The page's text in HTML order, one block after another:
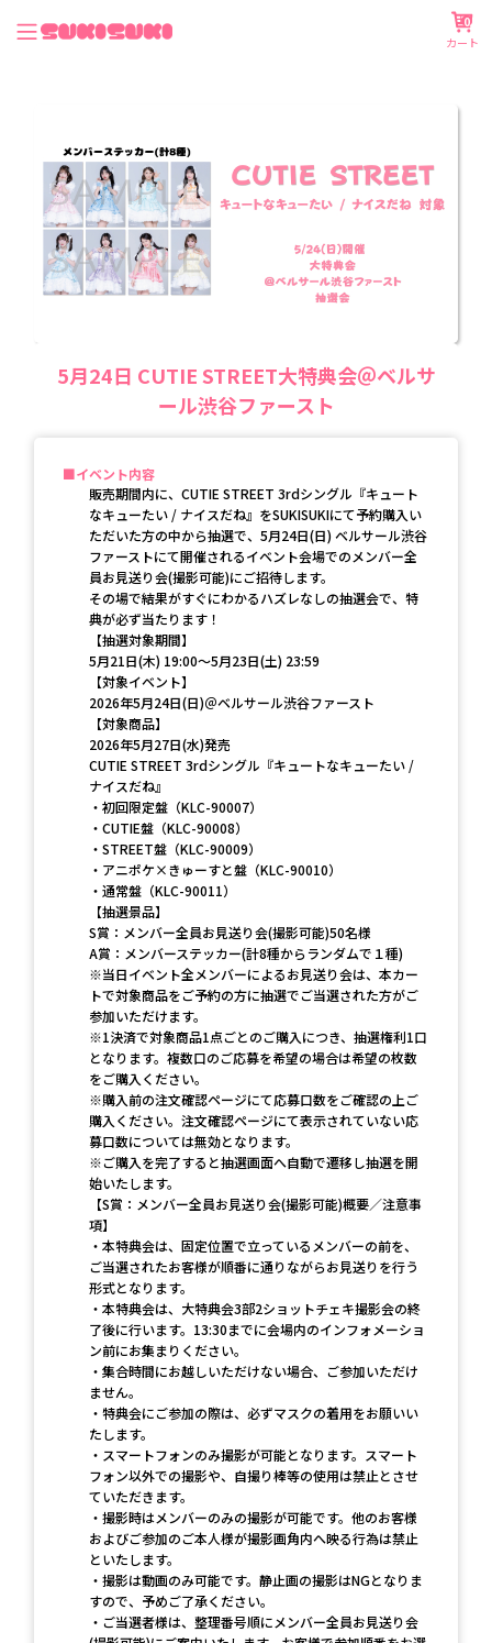
カート
0
5月24日 CUTIE STREET大特典会＠ベルサ
ール渋谷ファースト
イベント内容
販売期間内に、CUTIE STREET 3rdシングル『キュート
なキューたい / ナイスだね』をSUKISUKIにて予約購入い
ただいた方の中から抽選で、5月24日(日) ベルサール渋谷
ファーストにて開催されるイベント会場でのメンバー全
員お見送り会(撮影可能)にご招待します。
その場で結果がすぐにわかるハズレなしの抽選会で、特
典が必ず当たります！
【抽選対象期間】
5月21日(木) 19:00～5月23日(土) 23:59
【対象イベント】
2026年5月24日(日)＠ベルサール渋谷ファースト
【対象商品】
2026年5月27日(水)発売
CUTIE STREET 3rdシングル『キュートなキューたい /
ナイスだね』
・初回限定盤（KLC-90007）
・CUTIE盤（KLC-90008）
・STREET盤（KLC-90009）
・アニポケ×きゅーすと盤（KLC-90010）
・通常盤（KLC-90011）
【抽選景品】
S賞：メンバー全員お見送り会(撮影可能)50名様
A賞：メンバーステッカー(計8種からランダムで１種)
※当日イベント全メンバーによるお見送り会は、本カー
トで対象商品をご予約の方に抽選でご当選された方がご
参加いただけます。
※1決済で対象商品1点ごとのご購入につき、抽選権利1口
となります。複数口のご応募を希望の場合は希望の枚数
をご購入ください。
※購入前の注文確認ページにて応募口数をご確認の上ご
購入ください。注文確認ページにて表示されていない応
募口数については無効となります。
※ご購入を完了すると抽選画面へ自動で遷移し抽選を開
始いたします。
【S賞：メンバー全員お見送り会(撮影可能)概要／注意事
項】
・本特典会は、固定位置で立っているメンバーの前を、
ご当選されたお客様が順番に通りながらお見送りを行う
形式となります。
・本特典会は、大特典会3部2ショットチェキ撮影会の終
了後に行います。13:30までに会場内のインフォメーショ
ン前にお集まりください。
・集合時間にお越しいただけない場合、ご参加いただけ
ません。
・特典会にご参加の際は、必ずマスクの着用をお願いい
たします。
・スマートフォンのみ撮影が可能となります。スマート
フォン以外での撮影や、自撮り棒等の使用は禁止とさせ
ていただきます。
・撮影時はメンバーのみの撮影が可能です。他のお客様
およびご参加のご本人様が撮影画角内へ映る行為は禁止
といたします。
・撮影は動画のみ可能です。静止画の撮影はNGとなりま
すので、予めご了承ください。
・ご当選者様は、整理番号順にメンバー全員お見送り会